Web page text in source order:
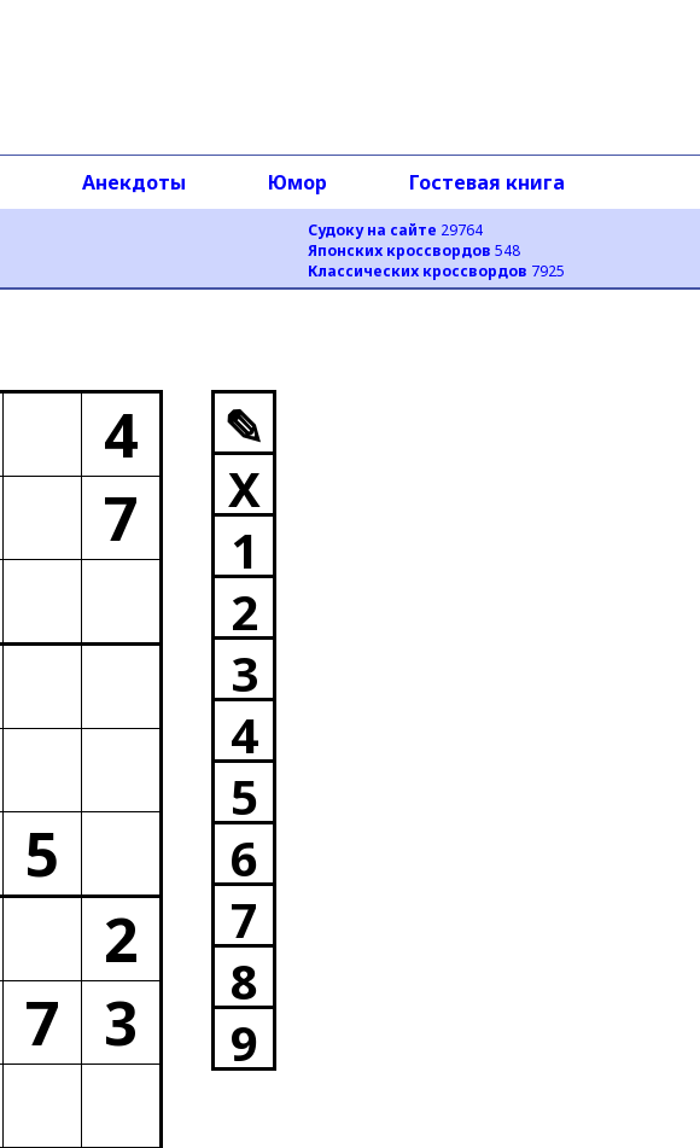
Судоку на сайте 29764
Японских кроссвордов 548
Классических кроссвордов 7925
Анекдоты Юмор Гостевая книга
4
7
5
2
7 3
✎
X
1
2
3
4
5
6
7
8
9